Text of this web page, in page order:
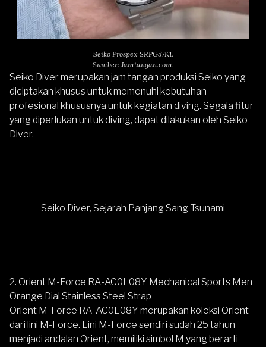
Seiko Prospex SRPG57K1.
Sumber: Jamtangan.com.
Seiko Diver merupakan jam tangan produksi Seiko yang
diciptakan khusus untuk memenuhi kebutuhan
profesional khususnya untuk kegiatan diving. Segala fitur
yang diperlukan untuk diving, dapat dilakukan oleh Seiko
Diver.
Seiko Diver, Sejarah Panjang Sang Tsunami
2. Orient M-Force RA-AC0L08Y Mechanical Sports Men
Orange Dial Stainless Steel Strap
Orient M-Force RA-AC0L08Y merupakan koleksi Orient
dari lini M-Force. Lini M-Force sendiri sudah 25 tahun
menjadi andalan Orient, memiliki simbol M yang berarti